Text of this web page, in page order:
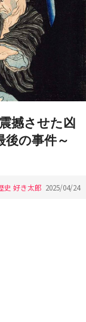
撼させた凶
後の事件～
史 好き太郎 2025/04/24